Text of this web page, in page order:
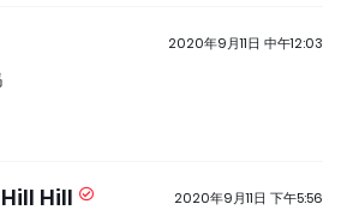
2020年9月11日 中午12:03
Hill 2020年9月11日 下午5:56